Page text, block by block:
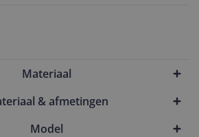
Materiaal
& afmetingen
Model